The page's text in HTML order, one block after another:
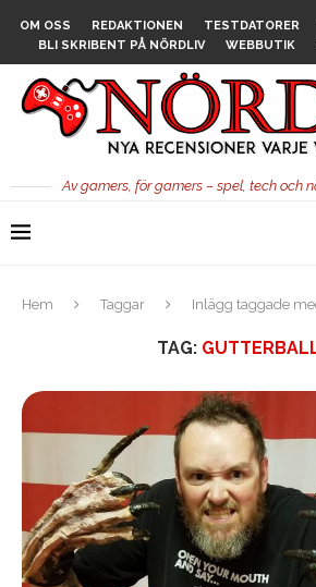
OM OSS REDAKTIONEN TESTDATORER
BLI SKRIBENT PÅ NÖRDLIV
WEBBUTIK
Av gamers, för gamers – spel, tech och
Hem Taggar Inlägg taggade
TAG: